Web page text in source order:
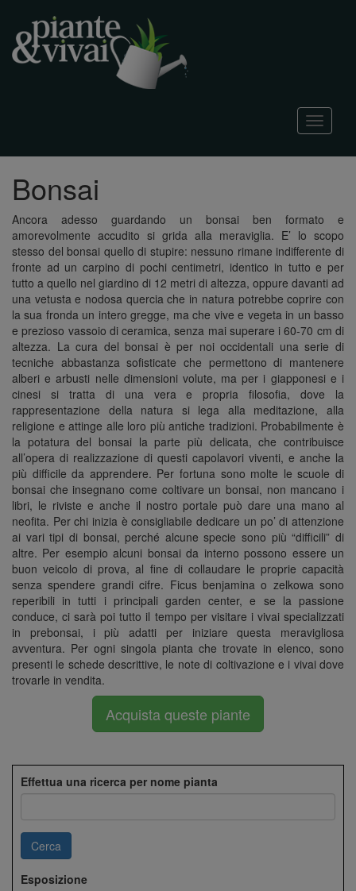
T
o
g
n
a
v
i
g
a
t
o
n
Bonsai
Ancora adesso guardando un bonsai ben formato e
amorevolmente accudito si grida alla meraviglia. E’ lo scopo
stesso del bonsai quello di stupire: nessuno rimane indifferente di
fronte ad un carpino di pochi centimetri, identico in tutto e per
tutto a quello nel giardino di 12 metri di altezza, oppure davanti ad
una vetusta e nodosa quercia che in natura potrebbe coprire con
la sua fronda un intero gregge, ma che vive e vegeta in un basso
e prezioso vassoio di ceramica, senza mai superare i 60-70 cm di
altezza. La cura del bonsai è per noi occidentali una serie di
tecniche abbastanza sofisticate che permettono di mantenere
alberi e arbusti nelle dimensioni volute, ma per i giapponesi e i
cinesi si tratta di una vera e propria filosofia, dove la
rappresentazione della natura si lega alla meditazione, alla
religione e attinge alle loro più antiche tradizioni. Probabilmente è
la potatura del bonsai la parte più delicata, che contribuisce
all’opera di realizzazione di questi capolavori viventi, e anche la
più difficile da apprendere. Per fortuna sono molte le scuole di
bonsai che insegnano come coltivare un bonsai, non mancano i
libri, le riviste e anche il nostro portale può dare una mano al
neofita. Per chi inizia è consigliabile dedicare un po’ di attenzione
ai vari tipi di bonsai, perché alcune specie sono più “difficili” di
altre. Per esempio alcuni bonsai da interno possono essere un
buon veicolo di prova, al fine di collaudare le proprie capacità
senza spendere grandi cifre. Ficus benjamina o zelkowa sono
reperibili in tutti i principali garden center, e se la passione
conduce, ci sarà poi tutto il tempo per visitare i vivai specializzati
in prebonsai, i più adatti per iniziare questa meravigliosa
avventura. Per ogni singola pianta che trovate in elenco, sono
presenti le schede descrittive, le note di coltivazione e i vivai dove
trovarle in vendita.
Acquista queste piante
Effettua una ricerca per nome pianta
Cerca
Esposizione